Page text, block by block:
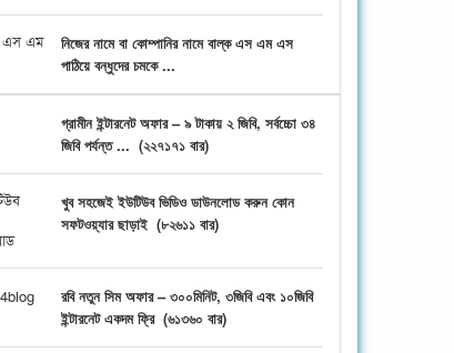
নিজের নামে বা কোম্পানির নামে বাল্ক এস এম এস
পাঠিয়ে বন্ধুদের চমকে ...
গ্রামীন ইন্টারনেট অফার – ৯ টাকায় ২ জিবি, সর্বচ্চো ৩৪
জিবি পর্যন্ত ... (২২৭১৭১ বার)
খুব সহজেই ইউটিউব ভিডিও ডাউনলোড করুন কোন
সফটওয়্যার ছাড়াই(৮২৬১১ বার)
রবি নতুন সিম অফার – ৩০০মিনিট, ৩জিবি এবং ১০জিবি
ইন্টারনেট একদম ফ্রি(৬১৩৬০ বার)